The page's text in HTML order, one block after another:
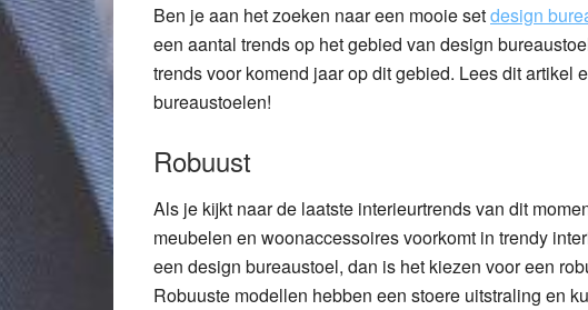
Ben je aan het zoeken naar een mooie setdesign
een aantal trends op het gebied van design
trends voor komend jaar op dit gebied. Lees dit artikel
bureaustoelen!
Robuust
Als je kijkt naar de laatste interieurtrends van dit
meubelen en woonaccessoires voorkomt in trendy
een design bureaustoel, dan is het kiezen voor een
Robuuste modellen hebben een stoere uitstraling en